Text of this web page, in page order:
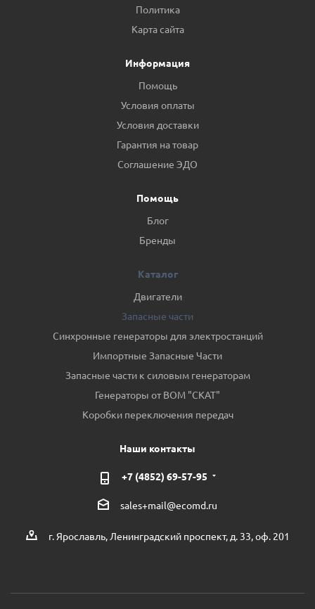
Политика
Карта сайта
Информация
Помощь
Условия оплаты
Условия доставки
Гарантия на товар
Соглашение ЭДО
Помощь
Блог
Бренды
Каталог
Двигатели
Запасные части
Синхронные генераторы для электростанций
Импортные Запасные Части
Запасные части к силовым генераторам
Генераторы от ВОМ "СКАТ"
Коробки переключения передач
Наши контакты
+7 (4852) 69-57-95
sales+mail@ecomd.ru
г. Ярославль, Ленинградский проспект, д. 33, оф. 201